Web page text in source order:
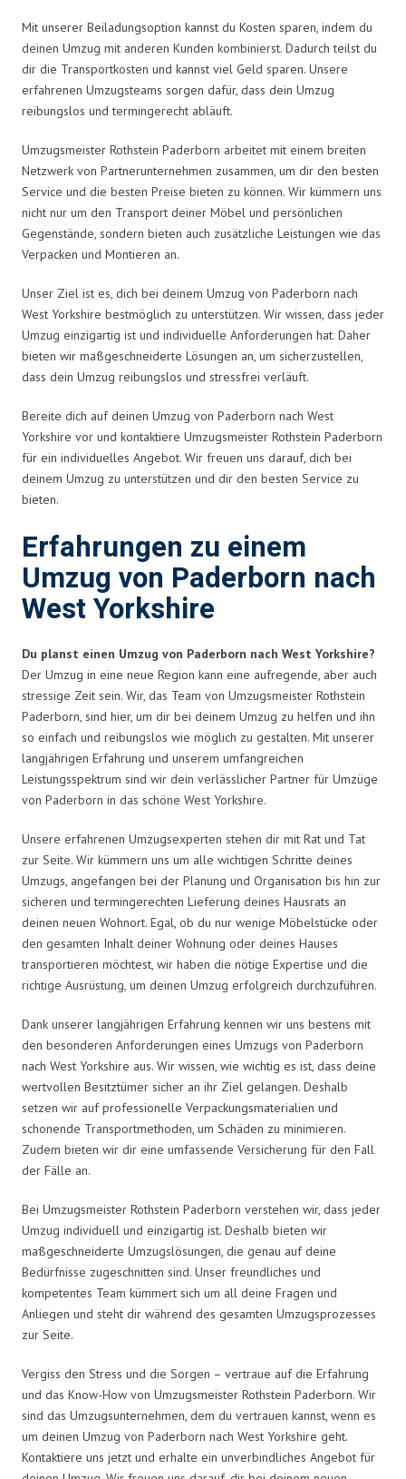
Mit unserer Beiladungsoption kannst du Kosten sparen, indem du
deinen Umzug mit anderen Kunden kombinierst. Dadurch teilst du
dir die Transportkosten und kannst viel Geld sparen. Unsere
erfahrenen Umzugsteams sorgen dafür, dass dein Umzug
reibungslos und termingerecht abläuft.
Umzugsmeister Rothstein Paderborn arbeitet mit einem breiten
Netzwerk von Partnerunternehmen zusammen, um dir den besten
Service und die besten Preise bieten zu können. Wir kümmern uns
nicht nur um den Transport deiner Möbel und persönlichen
Gegenstände, sondern bieten auch zusätzliche Leistungen wie das
Verpacken und Montieren an.
Unser Ziel ist es, dich bei deinem Umzug von Paderborn nach
West Yorkshire bestmöglich zu unterstützen. Wir wissen, dass jeder
Umzug einzigartig ist und individuelle Anforderungen hat. Daher
bieten wir maßgeschneiderte Lösungen an, um sicherzustellen,
dass dein Umzug reibungslos und stressfrei verläuft.
Bereite dich auf deinen Umzug von Paderborn nach West
Yorkshire vor und kontaktiere Umzugsmeister Rothstein Paderborn
für ein individuelles Angebot. Wir freuen uns darauf, dich bei
deinem Umzug zu unterstützen und dir den besten Service zu
bieten.
Erfahrungen zu einem
Umzug von Paderborn nach
West Yorkshire
Du planst einen Umzug von Paderborn nach West Yorkshire?
Der Umzug in eine neue Region kann eine aufregende, aber auch
stressige Zeit sein. Wir, das Team von Umzugsmeister Rothstein
Paderborn, sind hier, um dir bei deinem Umzug zu helfen und ihn
so einfach und reibungslos wie möglich zu gestalten. Mit unserer
langjährigen Erfahrung und unserem umfangreichen
Leistungsspektrum sind wir dein verlässlicher Partner für Umzüge
von Paderborn in das schöne West Yorkshire.
Unsere erfahrenen Umzugsexperten stehen dir mit Rat und Tat
zur Seite. Wir kümmern uns um alle wichtigen Schritte deines
Umzugs, angefangen bei der Planung und Organisation bis hin zur
sicheren und termingerechten Lieferung deines Hausrats an
deinen neuen Wohnort. Egal, ob du nur wenige Möbelstücke oder
den gesamten Inhalt deiner Wohnung oder deines Hauses
transportieren möchtest, wir haben die nötige Expertise und die
richtige Ausrüstung, um deinen Umzug erfolgreich durchzuführen.
Dank unserer langjährigen Erfahrung kennen wir uns bestens mit
den besonderen Anforderungen eines Umzugs von Paderborn
nach West Yorkshire aus. Wir wissen, wie wichtig es ist, dass deine
wertvollen Besitztümer sicher an ihr Ziel gelangen. Deshalb
setzen wir auf professionelle Verpackungsmaterialien und
schonende Transportmethoden, um Schäden zu minimieren.
Zudem bieten wir dir eine umfassende Versicherung für den Fall
der Fälle an.
Bei Umzugsmeister Rothstein Paderborn verstehen wir, dass jeder
Umzug individuell und einzigartig ist. Deshalb bieten wir
maßgeschneiderte Umzugslösungen, die genau auf deine
Bedürfnisse zugeschnitten sind. Unser freundliches und
kompetentes Team kümmert sich um all deine Fragen und
Anliegen und steht dir während des gesamten Umzugsprozesses
zur Seite.
Vergiss den Stress und die Sorgen – vertraue auf die Erfahrung
und das Know-How von Umzugsmeister Rothstein Paderborn. Wir
sind das Umzugsunternehmen, dem du vertrauen kannst, wenn es
um deinen Umzug von Paderborn nach West Yorkshire geht.
Kontaktiere uns jetzt und erhalte ein unverbindliches Angebot für